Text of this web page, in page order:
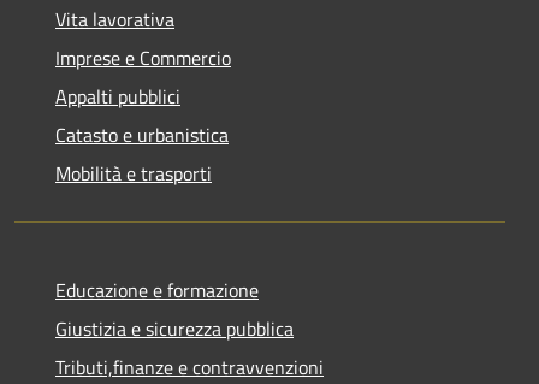
Vita lavorativa
Imprese e Commercio
Appalti pubblici
Catasto e urbanistica
Mobilità e trasporti
Educazione e formazione
Giustizia e sicurezza pubblica
Tributi,finanze e contravvenzioni